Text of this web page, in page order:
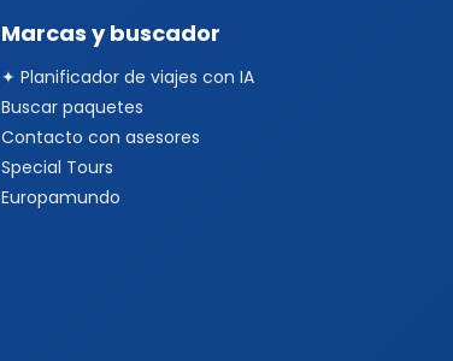
Marcas y buscador
✦ Planificador de viajes con IA
Buscar paquetes
Contacto con asesores
Special Tours
Europamundo